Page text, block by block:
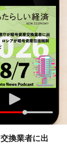
換業者に出